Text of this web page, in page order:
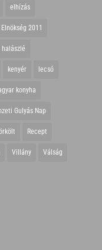
elhízás
Elnökség 2011
halászlé
kenyér lecsó
konyha
Gulyás Nap
Recept
Villány Válság